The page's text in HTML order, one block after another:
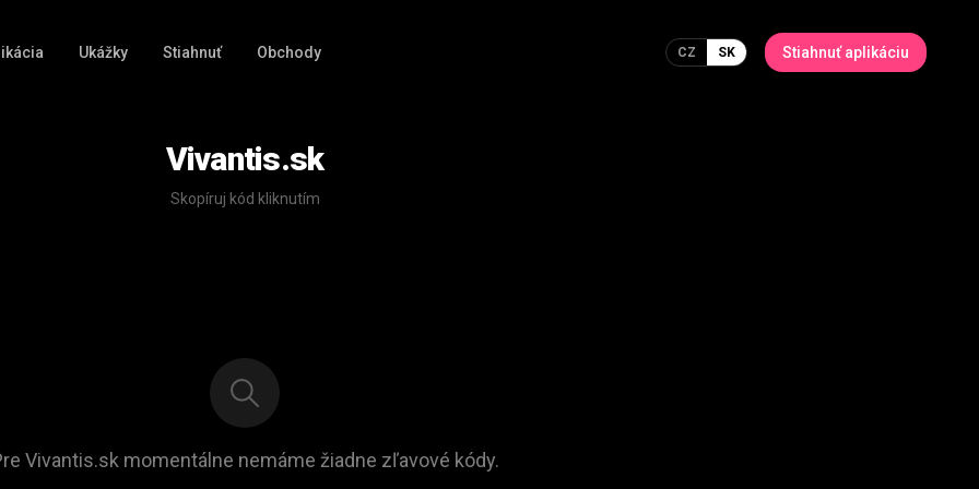
Ukážky Stiahnuť Obchody CZ SK Stiahnuť aplikáciu
Vivantis.sk
Skopíruj kód kliknutím
Vivantis.sk momentálne nemáme žiadne zľavové kódy.